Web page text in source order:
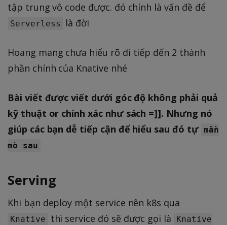
tập trung vô code được. đó chính là vấn đề để
Serverless là đời
Hoang mang chưa hiểu rõ đi tiếp đến 2 thành
phần chính của Knative nhé
Bài viết được viết dưới góc độ không phải quả
kỹ thuật or chính xác như sách =]]. Nhưng nó
giúp các bạn dễ tiếp cận để hiểu sau đó tự mần
mò sau
Serving
Khi bạn deploy một service nên k8s qua
Knative thì service đó sẽ được gọi là
Knative